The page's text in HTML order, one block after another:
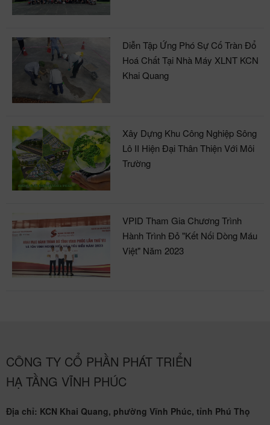
Diễn Tập Ứng Phó Sự Cố Tràn Đổ
Hoá Chất Tại Nhà Máy XLNT KCN
Khai Quang
Xây Dựng Khu Công Nghiệp Sông
Lô II Hiện Đại Thân Thiện Với Môi
Trường
VPID Tham Gia Chương Trình
Hành Trình Đỏ "Kết Nối Dòng Máu
Việt" Năm 2023
CÔNG TY CỔ PHẦN PHÁT TRIỂN
HẠ TẦNG VĨNH PHÚC
Địa chỉ: KCN Khai Quang, phường Vĩnh Phúc, tỉnh Phú Thọ